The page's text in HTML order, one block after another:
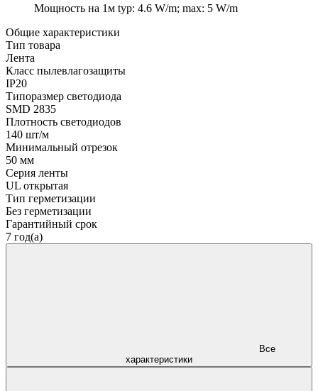
Мощность на 1м typ: 4.6 W/m; max: 5 W/m
Общие характеристики
Тип товара
Лента
Класс пылевлагозащиты
IP20
Типоразмер светодиода
SMD 2835
Плотность светодиодов
140 шт/м
Минимальный отрезок
50 мм
Серия ленты
UL открытая
Тип герметизации
Без герметизации
Гарантийный срок
7 год(а)
характеристики